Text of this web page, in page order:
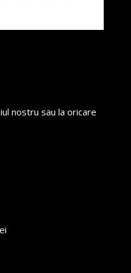
nostru sau la oricare